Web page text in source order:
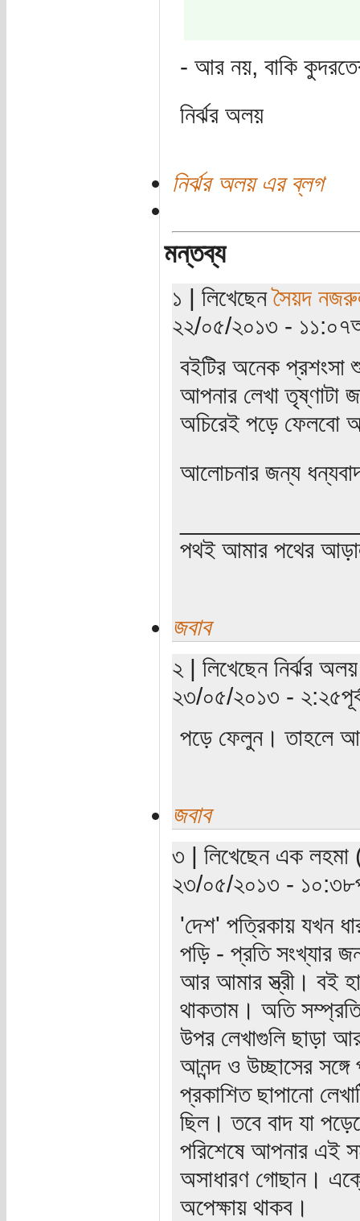
- আর নয়, বাকি
নির্ঝর অলয়
নির্ঝর অলয় এর ব্লগ
মন্তব্য
১ | লিখেছেনসৈয়দ
২২/০৫/২০১৩ -
বইটির অনেক প্রশংসা
আপনার লেখা
অচিরেই পড়ে ফেলবো
আলোচনার জন্য
পথই আমার পথের
জবাব
২ | লিখেছেন নির্ঝর
২৩/০৫/২০১৩ -
পড়ে ফেলুন। তাহলে
জবাব
৩ | লিখেছেন এক লহমা
২৩/০৫/২০১৩ -
'দেশ' পত্রিকায় যখন
পড়ি - প্রতি সংখ্যার
আর আমার স্ত্রী। বই
থাকতাম। অতি
উপর লেখাগুলি ছাড়া
আনন্দ ও উচ্ছাসের
প্রকাশিত ছাপানো
ছিল। তবে বাদ যা
পরিশেষে আপনার এই
অসাধারণ গোছান।
অপেক্ষায় থাকব।